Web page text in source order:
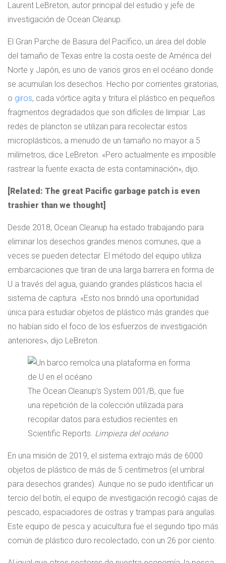
Laurent LeBreton, autor principal del estudio y jefe de
investigación de Ocean Cleanup.
El Gran Parche de Basura del Pacífico, un área del doble
del tamaño de Texas entre la costa oeste de América del
Norte y Japón, es uno de varios giros en el océano donde
se acumulan los desechos. Hecho por corrientes giratorias,
o giros, cada vórtice agita y tritura el plástico en pequeños
fragmentos degradados que son difíciles de limpiar. Las
redes de plancton se utilizan para recolectar estos
microplásticos, a menudo de un tamaño no mayor a 5
milímetros, dice LeBreton. «Pero actualmente es imposible
rastrear la fuente exacta de esta contaminación», dijo.
[Related: The great Pacific garbage patch is even
trashier than we thought]
Desde 2018, Ocean Cleanup ha estado trabajando para
eliminar los desechos grandes menos comunes, que a
veces se pueden detectar. El método del equipo utiliza
embarcaciones que tiran de una larga barrera en forma de
U a través del agua, guiando grandes plásticos hacia el
sistema de captura. «Esto nos brindó una oportunidad
única para estudiar objetos de plástico más grandes que
no habían sido el foco de los esfuerzos de investigación
anteriores», dijo LeBreton.
The Ocean Cleanup’s System 001/B, que fue
una repetición de la colección utilizada para
recopilar datos para estudios recientes en
Scientific Reports. Limpieza del océano
En una misión de 2019, el sistema extrajo más de 6000
objetos de plástico de más de 5 centímetros (el umbral
para desechos grandes). Aunque no se pudo identificar un
tercio del botín, el equipo de investigación recogió cajas de
pescado, espaciadores de ostras y trampas para anguilas.
Este equipo de pesca y acuicultura fue el segundo tipo más
común de plástico duro recolectado, con un 26 por ciento.